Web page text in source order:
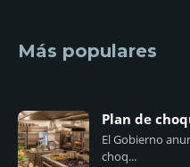
Más populares
Plan de
El Gobierno
choq...